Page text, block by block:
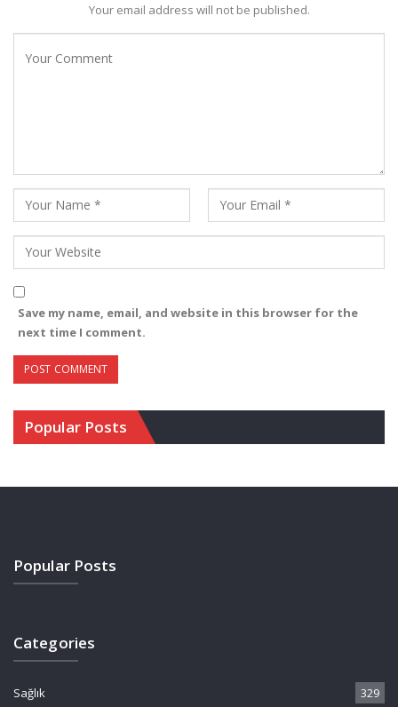
Your email address will not be published.
Save my name, email, and website in this browser for the
next time I comment.
Popular Posts
Popular Posts
Categories
Sağlık 329